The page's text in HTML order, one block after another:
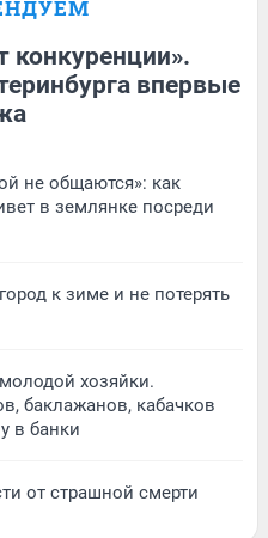
конкуренции».
впервые
не общаются»: как
в землянке посреди
к зиме и не потерять
хозяйки.
баклажанов, кабачков
в банки
от страшной смерти